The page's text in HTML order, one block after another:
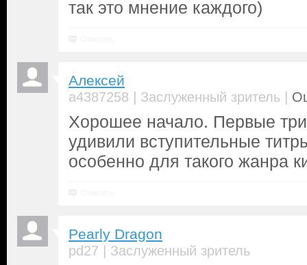
так это мнение каждого)
Алексей
a4387258 | Заслуженный зритель |
Хорошее начало. Первые
удивили вступительные
особенно для такого жанра
Pearly Dragon
pd27 | Заслуженный зритель